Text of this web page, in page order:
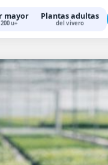
mayor
200 u+
Plantas adultas
del vivero